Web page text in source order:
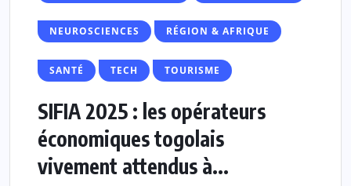
NEUROSCIENCES RÉGION & AFRIQUE
SANTÉ TECH TOURISME
SIFIA 2025 : les opérateurs
économiques togolais
vivement attendus à...